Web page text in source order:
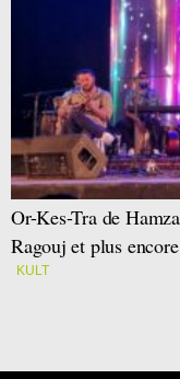
Or-Kes-Tra de
Ragouj et plus
KULT